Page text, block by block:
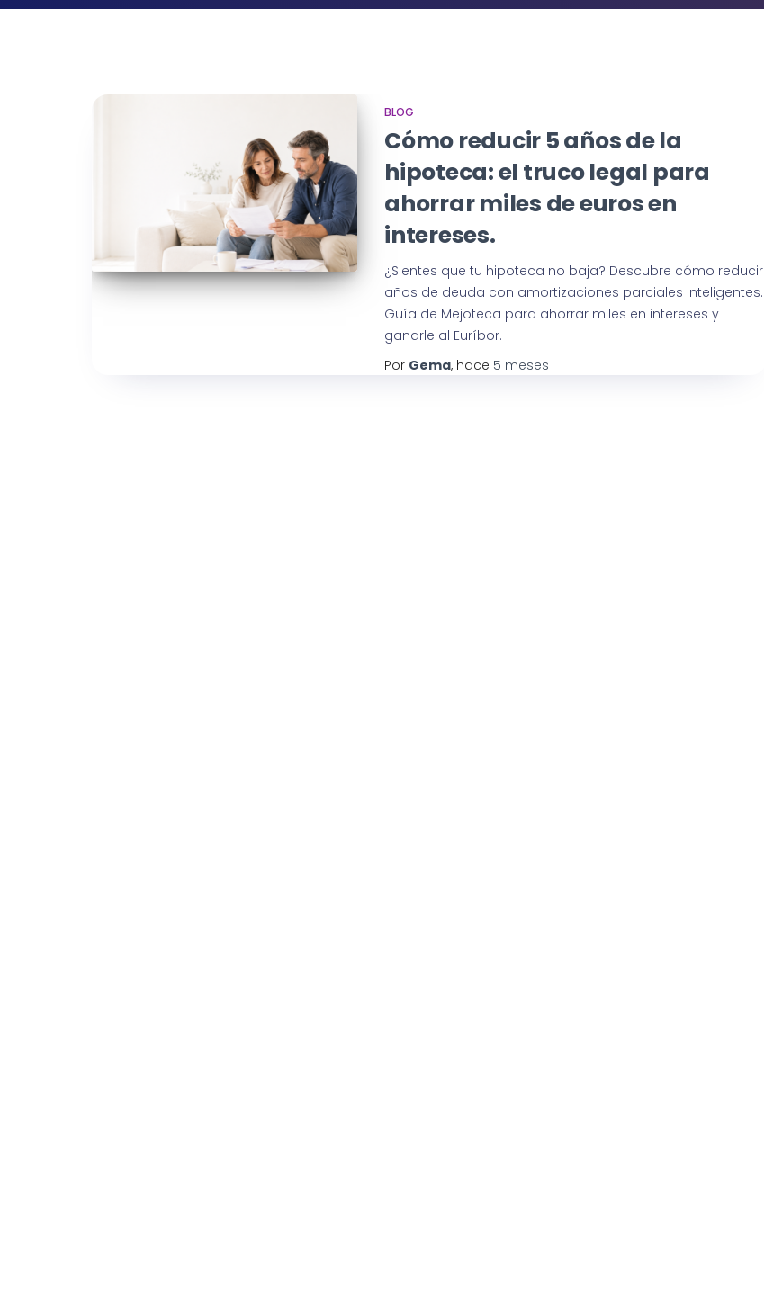
BLOG
Cómo reducir 5 años de la
hipoteca: el truco legal para
ahorrar miles de euros en
intereses.
¿Sientes que tu hipoteca no baja? Descubre cómo reducir
años de deuda con amortizaciones parciales inteligentes.
Guía de Mejoteca para ahorrar miles en intereses y
ganarle al Euríbor.
Por Gema, hace 5 meses